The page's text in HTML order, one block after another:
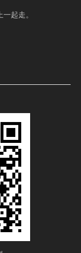
起走。